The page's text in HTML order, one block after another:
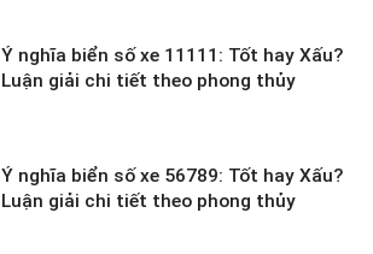
Ý nghĩa biển số xe 11111: Tốt hay Xấu?
Luận giải chi tiết theo phong thủy
Ý nghĩa biển số xe 56789: Tốt hay Xấu?
Luận giải chi tiết theo phong thủy